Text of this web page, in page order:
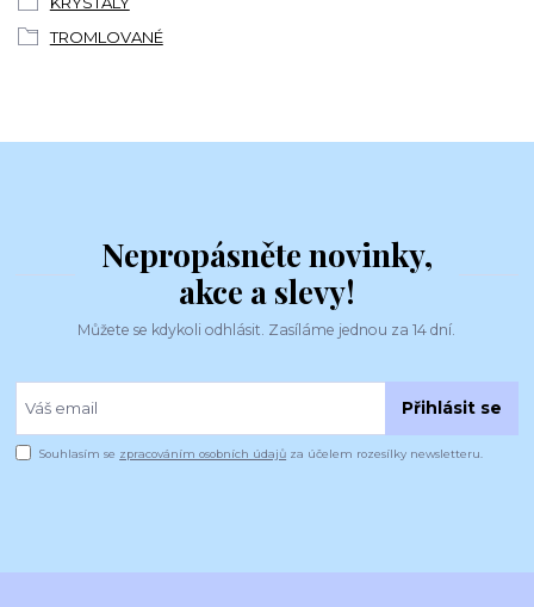
TROMLOVANÉ
Nepropásněte novinky,
akce a slevy!
Můžete se kdykoli odhlásit. Zasíláme jednou za 14 dní.
Přihlásit se
Souhlasím se zpracováním osobních údajů za účelem rozesílky newsletteru.